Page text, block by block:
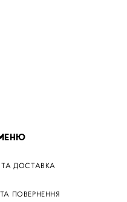
ДОСТАВКА
ПОВЕРНЕННЯ